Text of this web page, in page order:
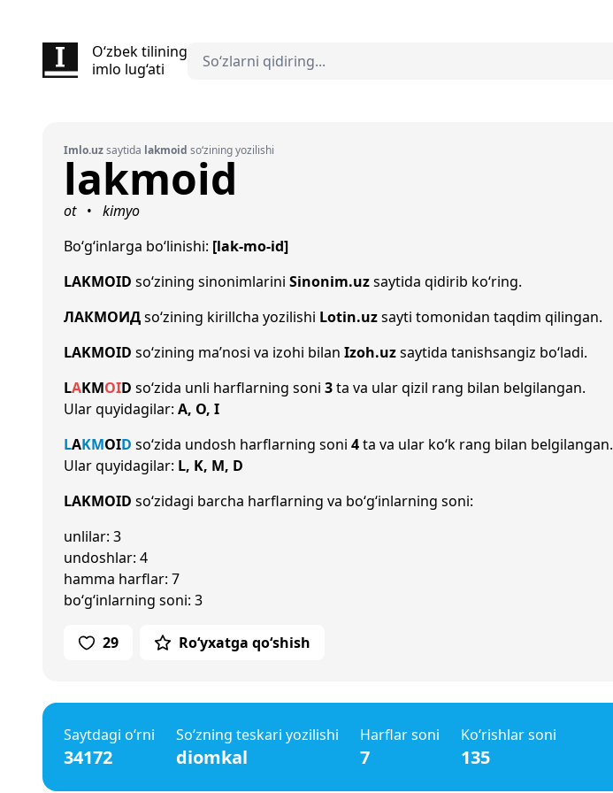
O‘zbek tilining
imlo lug‘ati
Imlo.uzsaytida lakmoid so‘zining yozilishi
lakmoid
ot •
kimyo
Bo‘g‘inlarga bo‘linishi: [lak-mo-id]
LAKMOID so‘zining sinonimlarini Sinonim.uzsaytida qidirib ko‘ring.
ЛАКМОИДso‘zining kirillcha yozilishi Lotin.uzsayti tomonidan taqdim qilingan.
LAKMOID so‘zining ma’nosi va izohi bilan Izoh.uzsaytida tanishsangiz bo‘ladi.
LAKMOID so‘zida unli harflarning soni 3ta va ular qizil rang bilan belgilangan.
Ular quyidagilar: A, O, I
LAKMOID so‘zida undosh harflarning soni 4ta va ular ko‘k rang bilan belgilangan.
Ular quyidagilar: L, K, M, D
LAKMOID so‘zidagi barcha harflarning va bo‘g‘inlarning soni:
unlilar: 3
undoshlar: 4
hamma harflar: 7
bo‘g‘inlarning soni: 3
29 Ro‘yxatga qo‘shish
Saytdagi o‘rni
34172
So‘zning teskari yozilishi
diomkal
Harflar soni
7
Ko‘rishlar soni
135